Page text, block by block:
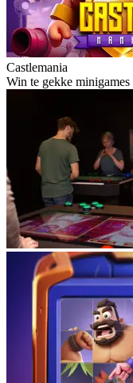
Castlemania
Win te gekke minigames